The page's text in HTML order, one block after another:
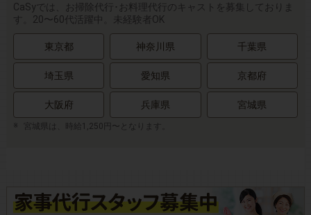
CaSyでは、お掃除代行･お料理代行のキャストを募集しておりま
す。20〜60代活躍中。未経験者OK
東京都 神奈川県 千葉県
埼玉県 愛知県 京都府
大阪府 兵庫県 宮城県
宮城県は、時給1,250円〜となります。